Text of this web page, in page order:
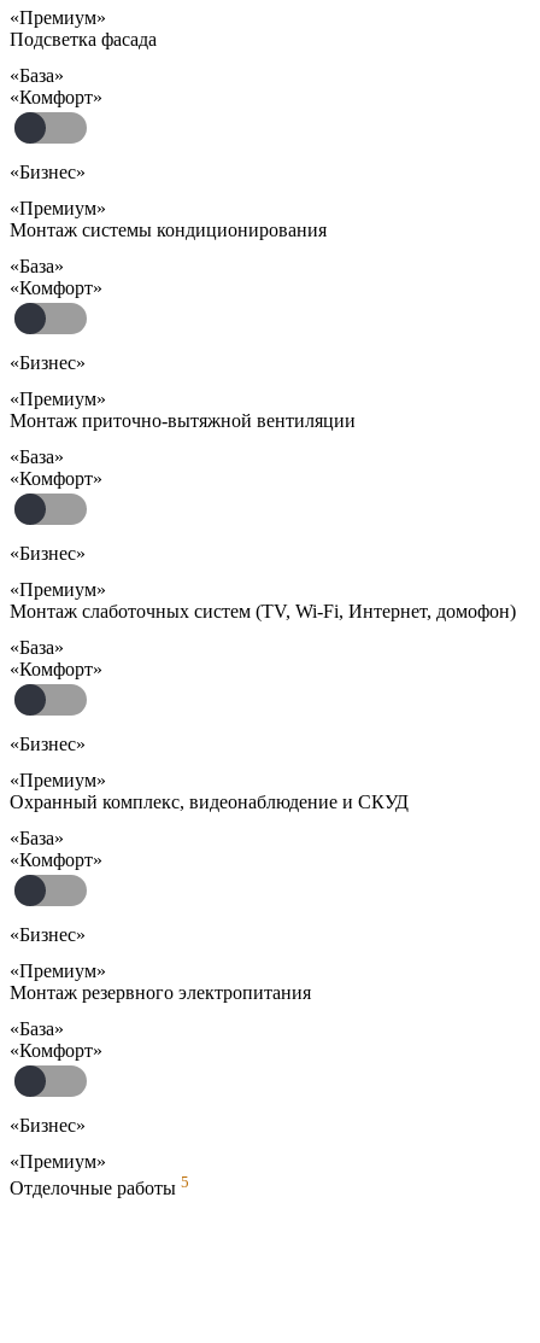
«Премиум»
Подсветка фасада
«База»
«Комфорт»
«Бизнес»
«Премиум»
Монтаж системы кондиционирования
«База»
«Комфорт»
«Бизнес»
«Премиум»
Монтаж приточно-вытяжной вентиляции
«База»
«Комфорт»
«Бизнес»
«Премиум»
Монтаж слаботочных систем (TV, Wi-Fi, Интернет, домофон)
«База»
«Комфорт»
«Бизнес»
«Премиум»
Охранный комплекс, видеонаблюдение и СКУД
«База»
«Комфорт»
«Бизнес»
«Премиум»
Монтаж резервного электропитания
«База»
«Комфорт»
«Бизнес»
«Премиум»
Отделочные работы 5